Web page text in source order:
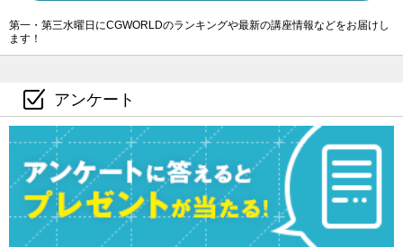
第一・第三水曜日にCGWORLDのランキングや最新の講座情報などをお届けし
ます！
アンケート